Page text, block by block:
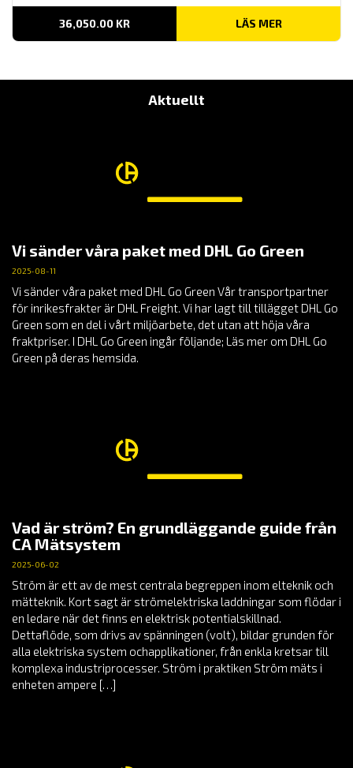
36,050.00 KR LÄS MER
Aktuellt
Vi sänder våra paket med DHL Go Green
2025-08-11
Vi sänder våra paket med DHL Go Green Vår transportpartner
för inrikesfrakter är DHL Freight. Vi har lagt till tillägget DHL Go
Green som en del i vårt miljöarbete, det utan att höja våra
fraktpriser. I DHL Go Green ingår följande; Läs mer om DHL Go
Green på deras hemsida.
Vad är ström? En grundläggande guide från
CA Mätsystem
2025-06-02
Ström är ett av de mest centrala begreppen inom elteknik och
mätteknik. Kort sagt är strömelektriska laddningar som flödar i
en ledare när det finns en elektrisk potentialskillnad.
Dettaflöde, som drivs av spänningen (volt), bildar grunden för
alla elektriska system ochapplikationer, från enkla kretsar till
komplexa industriprocesser. Ström i praktiken Ström mäts i
enheten ampere […]